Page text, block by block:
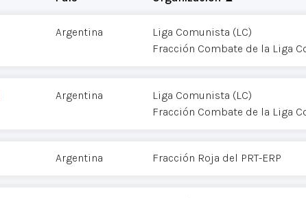
Argentina
Liga Comunista (LC)
Fracción Combate de la Liga
Argentina
Liga Comunista (LC)
Fracción Combate de la Liga
Argentina Fracción Roja del PRT-ERP